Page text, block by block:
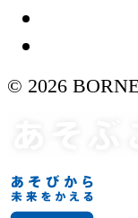
© 2026